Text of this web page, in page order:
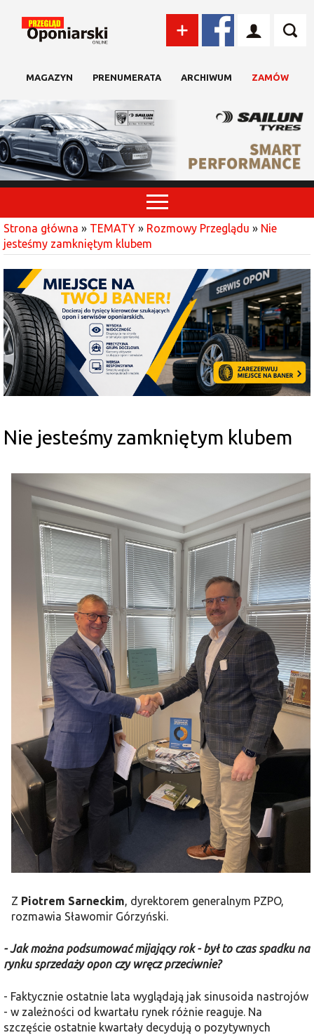
MAGAZYN PRENUMERATA ARCHIWUM ZAMÓW
Strona główna » TEMATY » Rozmowy Przeglądu » Nie
jesteśmy zamkniętym klubem
Nie jesteśmy zamkniętym klubem
Z Piotrem Sarneckim, dyrektorem generalnym PZPO,
rozmawia Sławomir Górzyński.
- Jak można podsumować mijający rok - był to czas spadku na
rynku sprzedaży opon czy wręcz przeciwnie?
- Faktycznie ostatnie lata wyglądają jak sinusoida nastrojów
- w zależności od kwartału rynek różnie reaguje. Na
szczęście ostatnie kwartały decydują o pozytywnych